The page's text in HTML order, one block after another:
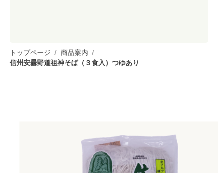
トップページ
商品案内
信州安曇野道祖神そば（３食入）つゆあり